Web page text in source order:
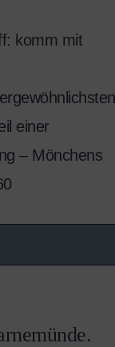
komm mit
einer
– Mönchens